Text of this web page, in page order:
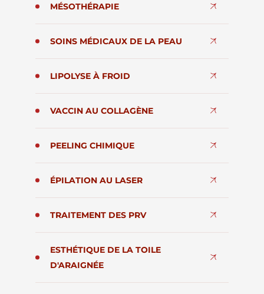
MÉSOTHÉRAPIE
SOINS MÉDICAUX DE LA PEAU
LIPOLYSE À FROID
VACCIN AU COLLAGÈNE
PEELING CHIMIQUE
ÉPILATION AU LASER
TRAITEMENT DES PRV
ESTHÉTIQUE DE LA TOILE
D'ARAIGNÉE